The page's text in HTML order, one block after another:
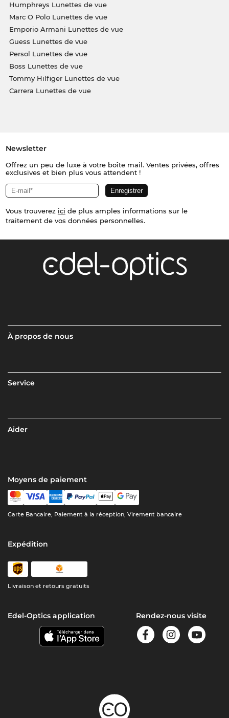
Humphreys Lunettes de vue
Marc O Polo Lunettes de vue
Emporio Armani Lunettes de vue
Guess Lunettes de vue
Persol Lunettes de vue
Boss Lunettes de vue
Tommy Hilfiger Lunettes de vue
Carrera Lunettes de vue
Newsletter
Offrez un peu de luxe à votre boîte mail. Ventes privées, offres
exclusives et bien plus vous attendent !
Vous trouverez ici de plus amples informations sur le
traitement de vos données personnelles.
À propos de nous
Service
Aider
Moyens de paiement
Carte Bancaire, Paiement à la réception, Virement bancaire
Expédition
Livraison et retours gratuits
Edel-Optics application Rendez-nous visite